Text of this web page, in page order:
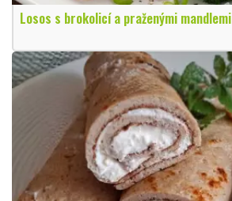
Losos s brokolicí a praženými mandlemi